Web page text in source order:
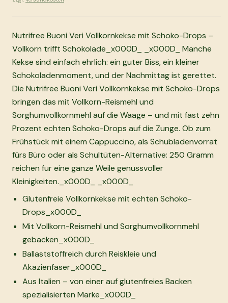
Nutrifree Buoni Veri Vollkornkekse mit Schoko-Drops –
Vollkorn trifft Schokolade_x000D_ _x000D_ Manche
Kekse sind einfach ehrlich: ein guter Biss, ein kleiner
Schokoladenmoment, und der Nachmittag ist gerettet.
Die Nutrifree Buoni Veri Vollkornkekse mit Schoko-Drops
bringen das mit Vollkorn-Reismehl und
Sorghumvollkornmehl auf die Waage – und mit fast zehn
Prozent echten Schoko-Drops auf die Zunge. Ob zum
Frühstück mit einem Cappuccino, als Schubladenvorrat
fürs Büro oder als Schultüten-Alternative: 250 Gramm
reichen für eine ganze Weile genussvoller
Kleinigkeiten._x000D_ _x000D_
Glutenfreie Vollkornkekse mit echten Schoko-
Drops_x000D_
Mit Vollkorn-Reismehl und Sorghumvollkornmehl
gebacken_x000D_
Ballaststoffreich durch Reiskleie und
Akazienfaser_x000D_
Aus Italien – von einer auf glutenfreies Backen
spezialisierten Marke_x000D_